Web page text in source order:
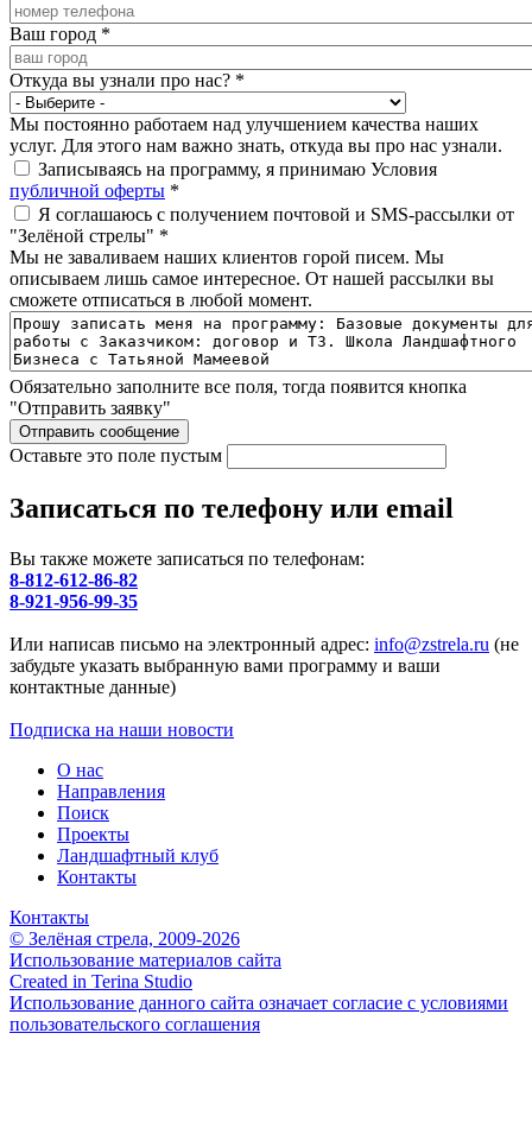
Ваш город *
Откуда вы узнали про нас? *
Мы постоянно работаем над улучшением качества наших
услуг. Для этого нам важно знать, откуда вы про нас узнали.
Записываясь на программу, я принимаю Условия
публичной оферты *
Я соглашаюсь с получением почтовой и SMS-рассылки от
"Зелёной стрелы" *
Мы не заваливаем наших клиентов горой писем. Мы
описываем лишь самое интересное. От нашей рассылки вы
сможете отписаться в любой момент.
Обязательно заполните все поля, тогда появится кнопка
"Отправить заявку"
Оставьте это поле пустым
Записаться по телефону или email
Вы также можете записаться по телефонам:
8-812-612-86-82
8-921-956-99-35
Или написав письмо на электронный адрес: info@zstrela.ru (не
забудьте указать выбранную вами программу и ваши
контактные данные)
Подписка на наши новости
О нас
Направления
Поиск
Проекты
Ландшафтный клуб
Контакты
Контакты
© Зелёная стрела, 2009-2026
Использование материалов сайта
Created in Terina Studio
Использование данного сайта означает согласие с условиями
пользовательского соглашения